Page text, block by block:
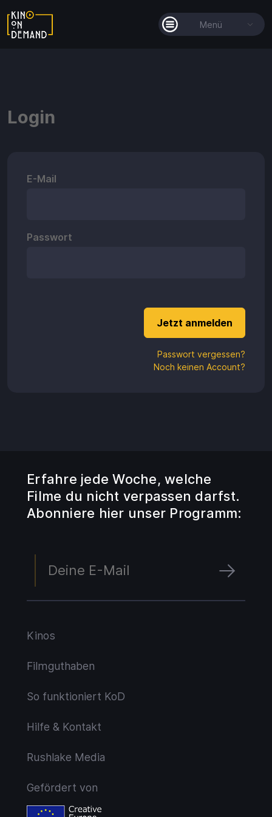
Menü
Einlösen
Login
E-Mail
Passwort
Passwort vergessen?
Noch keinen Account?
Erfahre jede Woche, welche
Filme du nicht verpassen darfst.
Abonniere hier unser Programm:
Kinos
Filmguthaben
So funktioniert KoD
Hilfe & Kontakt
Rushlake Media
Gefördert von